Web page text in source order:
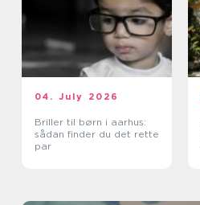
04. July 2026
Briller til børn i aarhus:
sådan finder du det rette
par